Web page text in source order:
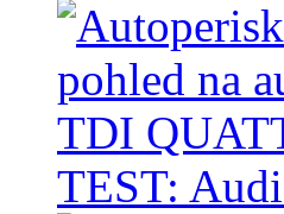
TEST: